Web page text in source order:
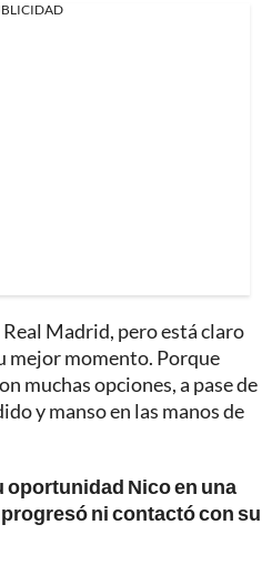
Madrid, pero está claro
mejor momento. Porque
muchas opciones, a pase de
y manso en las manos de
Nico en una
ni contactó con su